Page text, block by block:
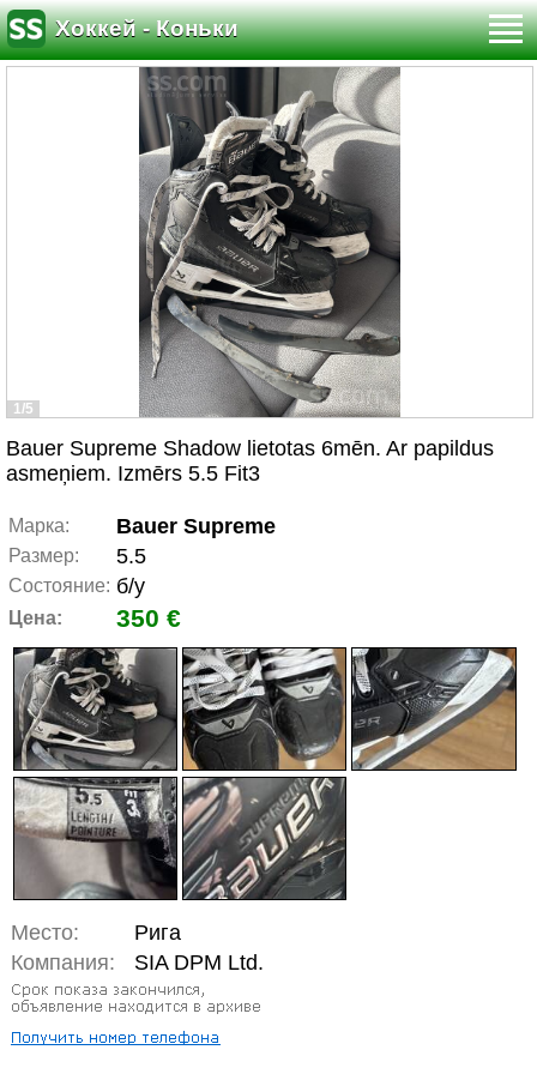
Хоккей - Коньки
1/5
Bauer Supreme Shadow lietotas 6mēn. Ar papildus
asmeņiem. Izmērs 5.5 Fit3
Марка: Bauer Supreme
Размер: 5.5
Состояние: б/у
Цена: 350 €
Место:
Рига
Компания:
SIA DPM Ltd.